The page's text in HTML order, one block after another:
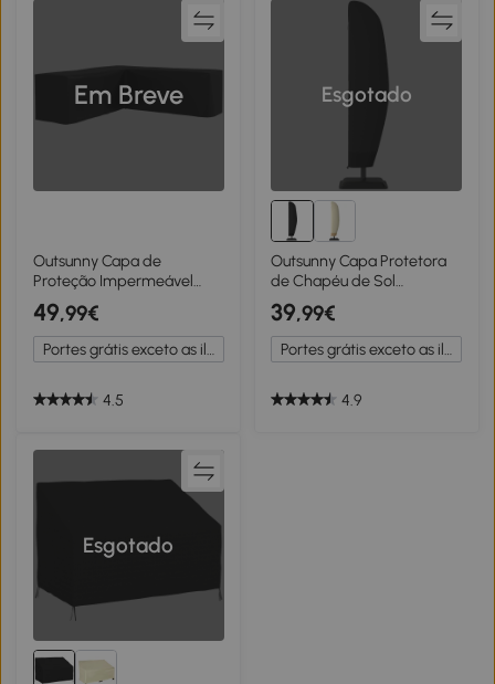
Em Breve
Outsunny Capa de
Proteção Impermeável
para Conjunto de Jardim
em Canto 420D Oxford
Lona Exterior Impermeável
anti-UV 250L x 250l x 79H
49,99€
Portes grátis exceto as ilhas
4.5
Esgotado
Outsunny Capa Protetora
de Chapéu de Sol
Ø56x220 cm Capa para
Chapéu de Sol Resistente
para Jardim com Fecho de
Correr Preto
39,99€
Portes grátis exceto as ilhas
4.9
Esgotado